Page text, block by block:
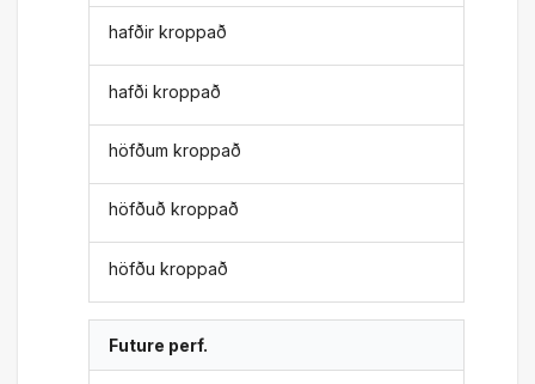
hafðir kroppað
hafði kroppað
höfðum kroppað
höfðuð kroppað
höfðu kroppað
Future perf.